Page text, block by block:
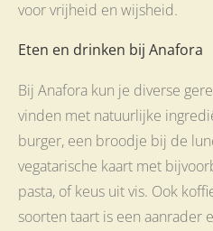
voor vrijheid en wijsheid.
Eten en drinken bij Anafora
Bij Anafora kun je diverse
vinden met natuurlijke
burger, een broodje bij de
vegatarische kaart met
pasta, of keus uit vis. Ook
soorten taart is een aanrader